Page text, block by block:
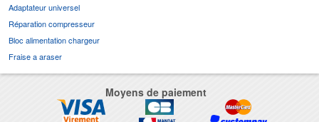
Adaptateur universel
Réparation compresseur
Bloc alimentation chargeur
Fraise a araser
Moyens de paiement